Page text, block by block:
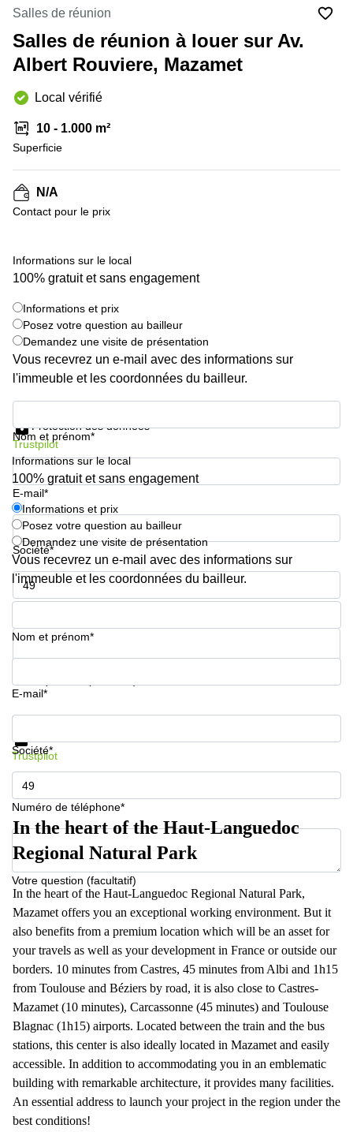
Strasbourg
Centres
d'affaires
Toulouse
Toulouse
Coworking
Nice
Centres
Lyon
Centre
Montpellier
Salles de réunion
Salles de réunion à louer sur Av.
Albert Rouviere, Mazamet
Local vérifié
10 - 1.000 m²
Superficie
N/A
Contact pour le prix
Informations sur le local
100% gratuit et sans engagement
Informations et prix
Posez votre question au bailleur
Demandez une visite de présentation
Vous recevrez un e-mail avec des informations sur
l'immeuble et les coordonnées du bailleur.
Nom et prénom*
E-mail*
Société*
Numéro de téléphone*
Protection des données
Trustpilot
Informations sur le local
100% gratuit et sans engagement
Informations et prix
Posez votre question au bailleur
Demandez une visite de présentation
Vous recevrez un e-mail avec des informations sur
l'immeuble et les coordonnées du bailleur.
Nom et prénom*
E-mail*
Société*
Numéro de téléphone*
Votre question (facultatif)
Informations et prix
Trustpilot
In the heart of the Haut-Languedoc
Regional Natural Park
In the heart of the Haut-Languedoc Regional Natural Park,
Mazamet offers you an exceptional working environment. But it
also benefits from a premium location which will be an asset for
your travels as well as your development in France or outside our
borders. 10 minutes from Castres, 45 minutes from Albi and 1h15
from Toulouse and Béziers by road, it is also close to Castres-
Mazamet (10 minutes), Carcassonne (45 minutes) and Toulouse
Blagnac (1h15) airports. Located between the train and the bus
stations, this center is also ideally located in Mazamet and easily
accessible. In addition to accommodating you in an emblematic
building with remarkable architecture, it provides many facilities.
An essential address to launch your project in the region under the
best conditions!